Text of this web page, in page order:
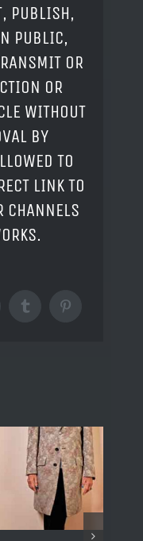
PUBLISH,
PUBLIC,
OR
OR
WITHOUT
BY
TO
LINK TO
CHANNELS
TumblrPinterest